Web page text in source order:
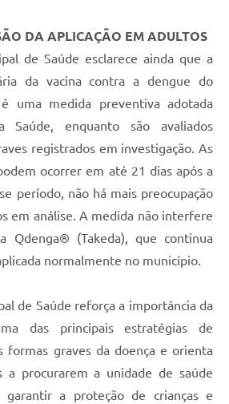
DA APLICAÇÃO EM ADULTOS
de Saúde esclarece ainda que a
da vacina contra a dengue do
uma medida preventiva adotada
Saúde, enquanto são avaliados
registrados em investigação. As
ocorrer em até 21 dias após a
período, não há mais preocupação
em análise. A medida não interfere
Qdenga® (Takeda), que continua
normalmente no município.
de Saúde reforça a importância da
das principais estratégias de
formas graves da doença e orienta
a procurarem a unidade de saúde
garantir a proteção de crianças e